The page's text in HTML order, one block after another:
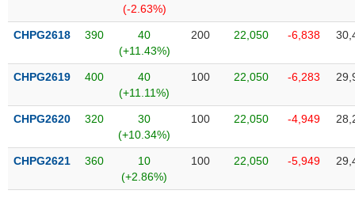
(-2.63%)
CHPG2618 390
40
(+11.43%)
200 22,050 -6,838
CHPG2619 400
40
(+11.11%)
100 22,050 -6,283
CHPG2620 320
30
(+10.34%)
100 22,050 -4,949
CHPG2621 360
10
(+2.86%)
100 22,050 -5,949
SẢN
Mã
chứng
(-)
Cổ phiếu Chỉ số
đạo